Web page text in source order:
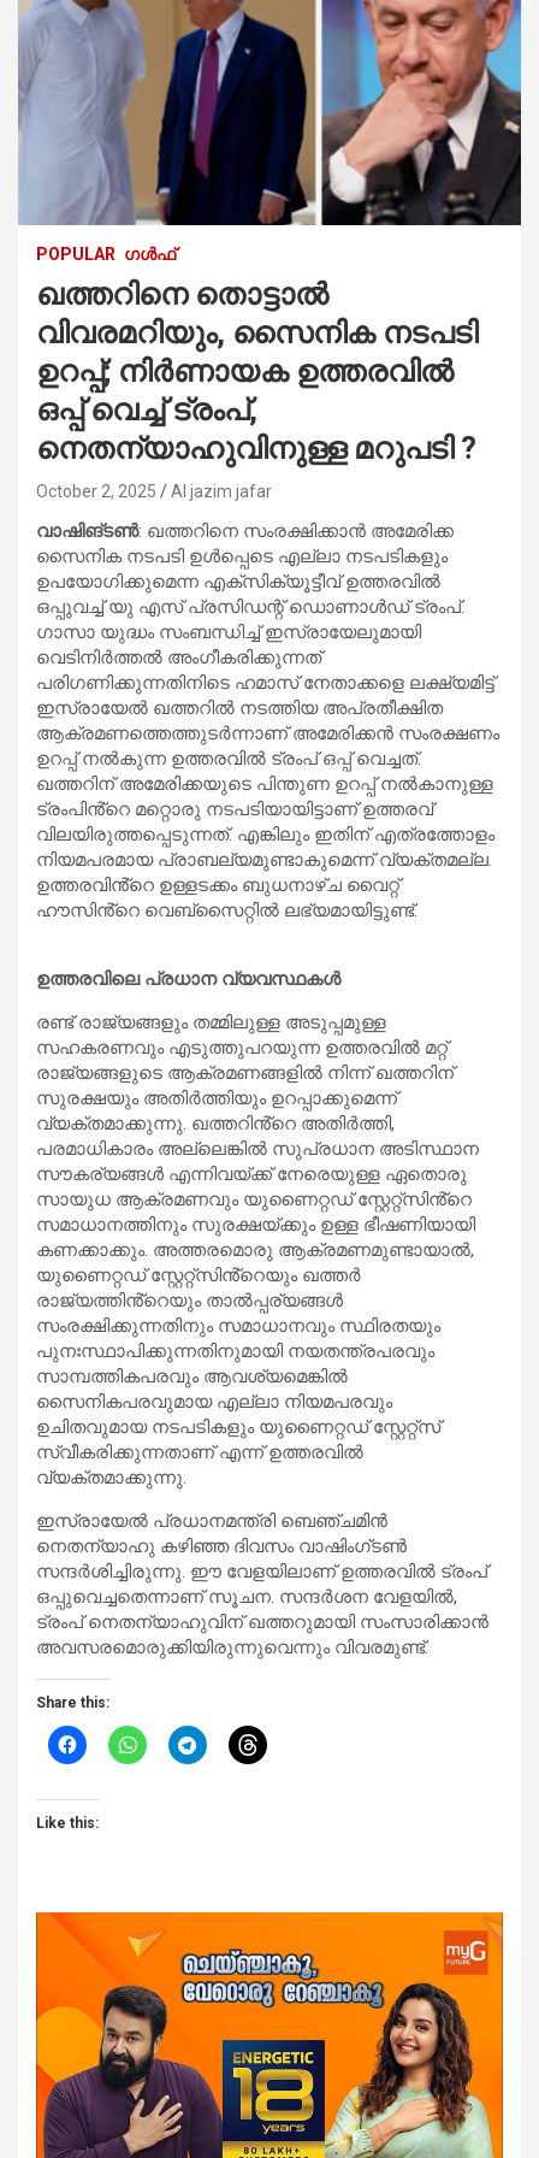
POPULAR ഗൾഫ്
ഖത്തറിനെ തൊട്ടാൽ
വിവരമറിയും, സൈനിക നടപടി
ഉറപ്പ്; നിർണായക ഉത്തരവിൽ
ഒപ്പ് വെച്ച് ട്രംപ്,
നെതന്യാഹുവിനുള്ള മറുപടി ?
October 2, 2025 Al jazim jafar
വാഷിങ്ടൺ: ഖത്തറിനെ സംരക്ഷിക്കാൻ അമേരിക്ക
സൈനിക നടപടി ഉൾപ്പെടെ എല്ലാ നടപടികളും
ഉപയോഗിക്കുമെന്ന എക്സിക്യൂട്ടീവ് ഉത്തരവിൽ
ഒപ്പുവച്ച് യു എസ് പ്രസിഡന്റ് ഡൊണാൾഡ് ട്രംപ്.
ഗാസാ യുദ്ധം സംബന്ധിച്ച് ഇസ്രായേലുമായി
വെടിനിർത്തൽ അംഗീകരിക്കുന്നത്
പരിഗണിക്കുന്നതിനിടെ ഹമാസ് നേതാക്കളെ ലക്ഷ്യമിട്ട്
ഇസ്രായേൽ ഖത്തറിൽ നടത്തിയ അപ്രതീക്ഷിത
ആക്രമണത്തെത്തുടർന്നാണ് അമേരിക്കൻ സംരക്ഷണം
ഉറപ്പ് നൽകുന്ന ഉത്തരവിൽ ട്രംപ് ഒപ്പ് വെച്ചത്.
ഖത്തറിന് അമേരിക്കയുടെ പിന്തുണ ഉറപ്പ് നൽകാനുള്ള
ട്രംപിൻ്റെ മറ്റൊരു നടപടിയായിട്ടാണ് ഉത്തരവ്
വിലയിരുത്തപ്പെടുന്നത്. എങ്കിലും ഇതിന് എത്രത്തോളം
നിയമപരമായ പ്രാബല്യമുണ്ടാകുമെന്ന് വ്യക്തമല്ല.
ഉത്തരവിൻ്റെ ഉള്ളടക്കം ബുധനാഴ്ച വൈറ്റ്
ഹൗസിൻ്റെ വെബ്സൈറ്റിൽ ലഭ്യമായിട്ടുണ്ട്.
ഉത്തരവിലെ പ്രധാന വ്യവസ്ഥകൾ
രണ്ട് രാജ്യങ്ങളും തമ്മിലുള്ള അടുപ്പമുള്ള
സഹകരണവും എടുത്തുപറയുന്ന ഉത്തരവിൽ മറ്റ്
രാജ്യങ്ങളുടെ ആക്രമണങ്ങളിൽ നിന്ന് ഖത്തറിന്
സുരക്ഷയും അതിർത്തിയും ഉറപ്പാക്കുമെന്ന്
വ്യക്തമാക്കുന്നു. ഖത്തറിൻ്റെ അതിർത്തി,
പരമാധികാരം അല്ലെങ്കിൽ സുപ്രധാന അടിസ്ഥാന
സൗകര്യങ്ങൾ എന്നിവയ്ക്ക് നേരെയുള്ള ഏതൊരു
സായുധ ആക്രമണവും യുണൈറ്റഡ് സ്റ്റേറ്റ്സിൻ്റെ
സമാധാനത്തിനും സുരക്ഷയ്ക്കും ഉള്ള ഭീഷണിയായി
കണക്കാക്കും. അത്തരമൊരു ആക്രമണമുണ്ടായാൽ,
യുണൈറ്റഡ് സ്റ്റേറ്റ്സിൻ്റെയും ഖത്തർ
രാജ്യത്തിൻ്റെയും താൽപ്പര്യങ്ങൾ
സംരക്ഷിക്കുന്നതിനും സമാധാനവും സ്ഥിരതയും
പുനഃസ്ഥാപിക്കുന്നതിനുമായി നയതന്ത്രപരവും
സാമ്പത്തികപരവും ആവശ്യമെങ്കിൽ
സൈനികപരവുമായ എല്ലാ നിയമപരവും
ഉചിതവുമായ നടപടികളും യുണൈറ്റഡ് സ്റ്റേറ്റ്സ്
സ്വീകരിക്കുന്നതാണ് എന്ന് ഉത്തരവിൽ
വ്യക്തമാക്കുന്നു.
ഇസ്രായേൽ പ്രധാനമന്ത്രി ബെഞ്ചമിൻ
നെതന്യാഹു കഴിഞ്ഞ ദിവസം വാഷിംഗ്ടൺ
സന്ദർശിച്ചിരുന്നു. ഈ വേളയിലാണ് ഉത്തരവിൽ ട്രംപ്
ഒപ്പുവെച്ചതെന്നാണ് സൂചന. സന്ദർശന വേളയിൽ,
ട്രംപ് നെതന്യാഹുവിന് ഖത്തറുമായി സംസാരിക്കാൻ
അവസരമൊരുക്കിയിരുന്നുവെന്നും വിവരമുണ്ട്.
Share this:
Like this: